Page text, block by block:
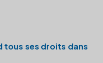
ses droits dans